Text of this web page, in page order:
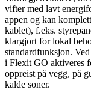
vifter med lavt
appen og kan
kablet), f.eks.
klargjort for lokal
standardfunksjon.
i Flexit GO aktiveres
oppreist på vegg, på
kalde soner.